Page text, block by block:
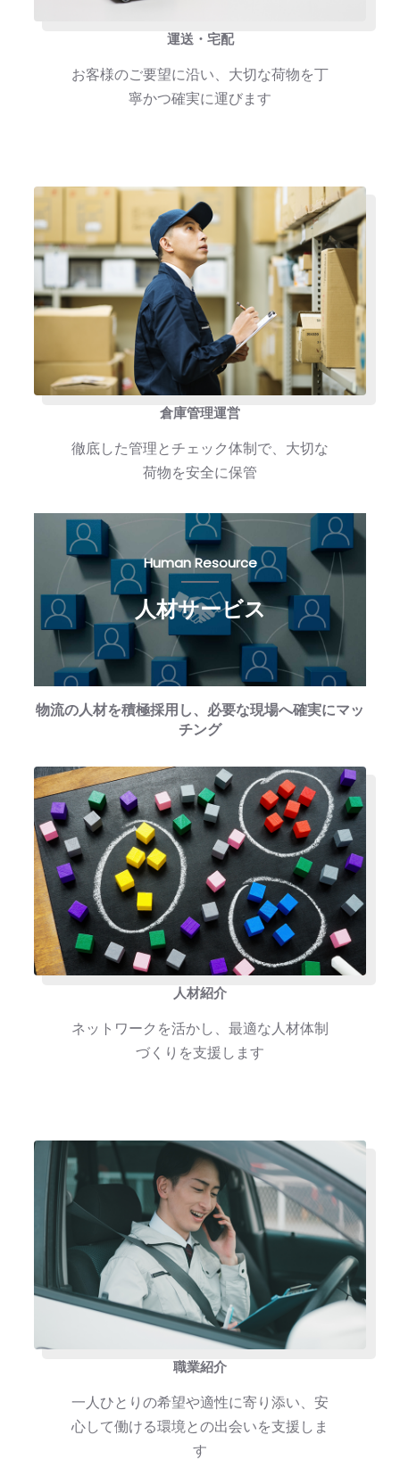
運送・宅配
お客様のご要望に沿い、大切な荷物を丁
寧かつ確実に運びます
倉庫管理運営
徹底した管理とチェック体制で、大切な
荷物を安全に保管
Human Resource
人材サービス
物流の人材を積極採用し、必要な現場へ確実にマッ
チング
人材紹介
ネットワークを活かし、最適な人材体制
づくりを支援します
職業紹介
一人ひとりの希望や適性に寄り添い、安
心して働ける環境との出会いを支援しま
す